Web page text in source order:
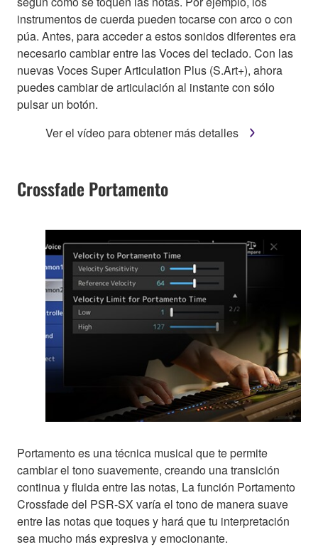
instrumentos de cuerda pueden tocarse con arco o con
púa. Antes, para acceder a estos sonidos diferentes era
necesario cambiar entre las Voces del teclado. Con las
nuevas Voces Super Articulation Plus (S.Art+), ahora
puedes cambiar de articulación al instante con sólo
pulsar un botón.
Ver el vídeo para obtener más detalles
Crossfade Portamento
Portamento es una técnica musical que te permite
cambiar el tono suavemente, creando una transición
continua y fluida entre las notas, La función Portamento
Crossfade del PSR-SX varía el tono de manera suave
entre las notas que toques y hará que tu interpretación
sea mucho más expresiva y emocionante.